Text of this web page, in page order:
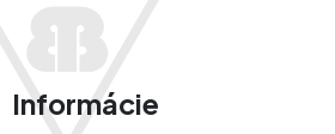
Informácie